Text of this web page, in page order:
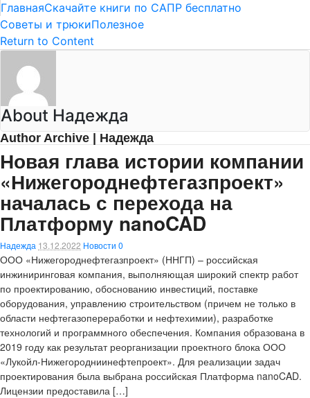
ГлавнаяСкачайте книги по САПР бесплатно
Советы и трюкиПолезное
Return to Content
About Надежда
Author Archive | Надежда
Новая глава истории компании
«Нижегороднефтегазпроект»
началась с перехода на
Платформу nanoCAD
Надежда 13.12.2022 Новости 0
ООО «Нижегороднефтегазпроект» (ННГП) – российская
инжиниринговая компания, выполняющая широкий спектр работ
по проектированию, обоснованию инвестиций, поставке
оборудования, управлению строительством (причем не только в
области нефтегазопереработки и нефтехимии), разработке
технологий и программного обеспечения. Компания образована в
2019 году как результат реорганизации проектного блока ООО
«Лукойл-Нижегородниинефтепроект». Для реализации задач
проектирования была выбрана российская Платформа nanoCAD.
Лицензии предоставила […]